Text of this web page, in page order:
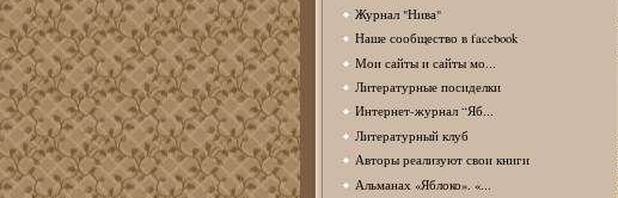
Журнал "Нива"
Наше сообщество в facebook
Мои сайты и сайты мо...
Литературные посиделки
Интернет-журнал “Яб...
Литературный клуб
Авторы реализуют свои книги
Альманах «Яблоко». «...